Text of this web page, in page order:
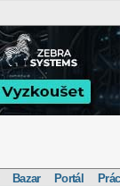
Bazar Portál